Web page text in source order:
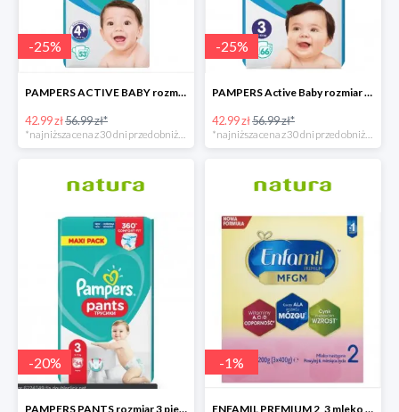
-25%
PAMPERS ACTIVE BABY rozmiar 4+, 53 pieluszki, 10-15kg
42.99 zł56.99 zł*
*najniższa cena z 30 dni przed obniżką
-25%
PAMPERS Active Baby rozmiar 3, 66 pieluszek, 6-10 KG
42.99 zł56.99 zł*
*najniższa cena z 30 dni przed obniżką
-20%
PAMPERS PANTS rozmiar 3 pieluchomajtki
-1%
ENFAMIL PREMIUM 2, 3 mleko następne powyżej 6. miesiąca życia 1200 G